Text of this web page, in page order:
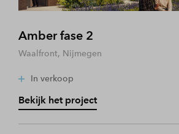
Amber fase 2
Waalfront, Nijmegen
In verkoop
Bekijk het project